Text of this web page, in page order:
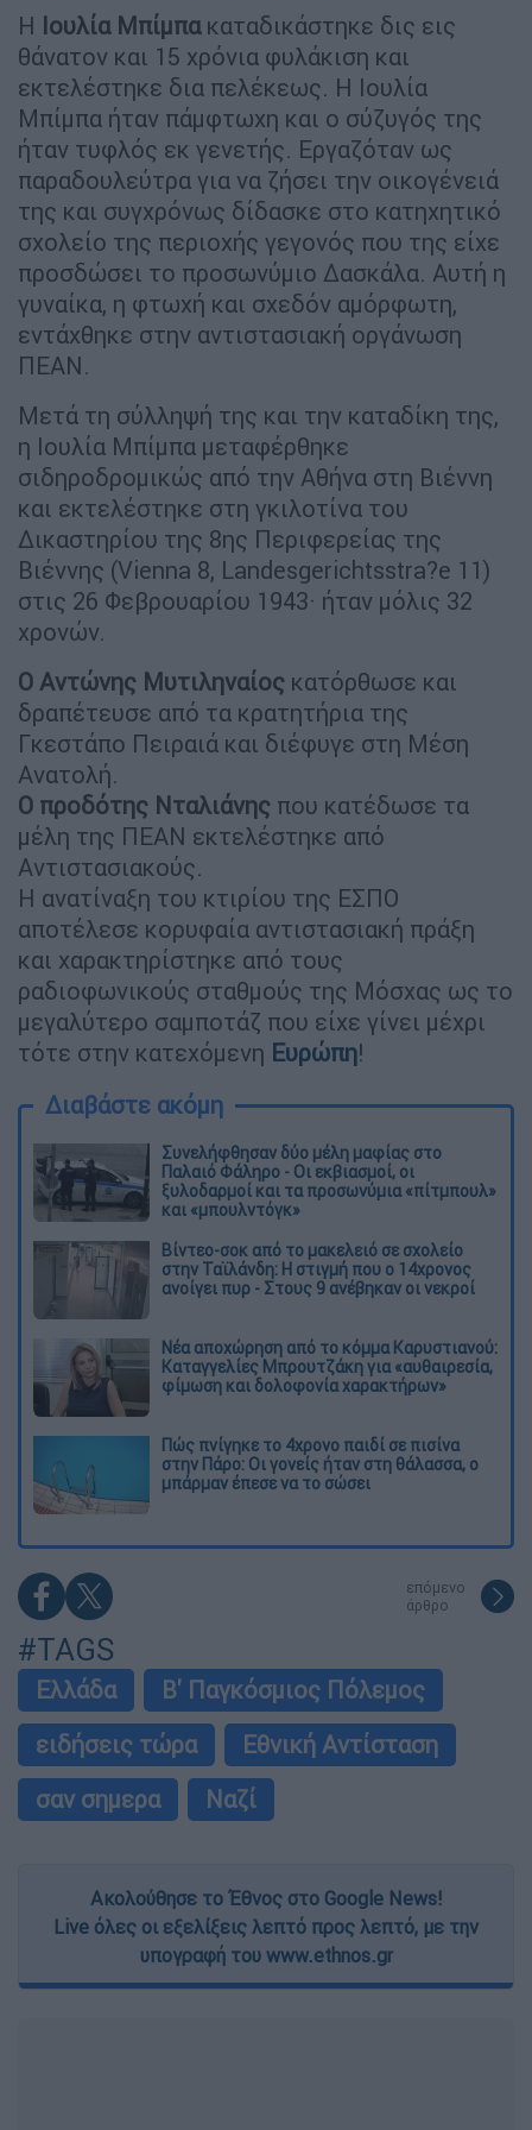
Η Ιουλία Μπίμπακαταδικάστηκε δις εις
θάνατον και 15 χρόνια φυλάκιση και
εκτελέστηκε δια πελέκεως. Η Ιουλία
Μπίμπα ήταν πάμφτωχη και ο σύζυγός της
ήταν τυφλός εκ γενετής. Εργαζόταν ως
παραδουλεύτρα για να ζήσει την οικογένειά
της και συγχρόνως δίδασκε στο κατηχητικό
σχολείο της περιοχής γεγονός που της είχε
προσδώσει το προσωνύμιο Δασκάλα. Αυτή η
γυναίκα, η φτωχή και σχεδόν αμόρφωτη,
εντάχθηκε στην αντιστασιακή οργάνωση
ΠΕΑΝ.
Μετά τη σύλληψή της και την καταδίκη της,
η Ιουλία Μπίμπα μεταφέρθηκε
σιδηροδρομικώς από την Αθήνα στη Βιέννη
και εκτελέστηκε στη γκιλοτίνα του
Δικαστηρίου της 8ης Περιφερείας της
Βιέννης (Vienna 8, Landesgerichtsstra?e 11)
στις 26 Φεβρουαρίου 1943· ήταν μόλις 32
χρονών.
Ο Αντώνης Μυτιληναίος κατόρθωσε και
δραπέτευσε από τα κρατητήρια της
Γκεστάπο Πειραιά και διέφυγε στη Μέση
Ανατολή.
Ο προδότης Νταλιάνης που κατέδωσε τα
μέλη της ΠΕΑΝ εκτελέστηκε από
Αντιστασιακούς.
Η ανατίναξη του κτιρίου της ΕΣΠΟ
αποτέλεσε κορυφαία αντιστασιακή πράξη
και χαρακτηρίστηκε από τους
ραδιοφωνικούς σταθμούς της Μόσχας ως το
μεγαλύτερο σαμποτάζ που είχε γίνει μέχρι
τότε στην κατεχόμενη Ευρώπη!
Διαβάστε ακόμη
Συνελήφθησαν δύο μέλη μαφίας στο
Παλαιό Φάληρο - Οι εκβιασμοί, οι
ξυλοδαρμοί και τα προσωνύμια «πίτμπουλ»
και «μπουλντόγκ»
Βίντεο-σοκ από το μακελειό σε σχολείο
στην Ταϊλάνδη: Η στιγμή που ο 14χρονος
ανοίγει πυρ - Στους 9 ανέβηκαν οι νεκροί
Νέα αποχώρηση από το κόμμα Καρυστιανού:
Καταγγελίες Μπρουτζάκη για «αυθαιρεσία,
φίμωση και δολοφονία χαρακτήρων»
Πώς πνίγηκε το 4χρονο παιδί σε πισίνα
στην Πάρο: Οι γονείς ήταν στη θάλασσα, ο
μπάρμαν έπεσε να το σώσει
επόμενο
άρθρο
#TAGS
Ελλάδα
Β' Παγκόσμιος Πόλεμος
ειδήσεις τώρα
Εθνική Αντίσταση
σαν σημερα
Ναζί
Ακολούθησε το Έθνος στο Google News!
Live όλες οι εξελίξεις λεπτό προς λεπτό, με την
υπογραφή του www.ethnos.gr